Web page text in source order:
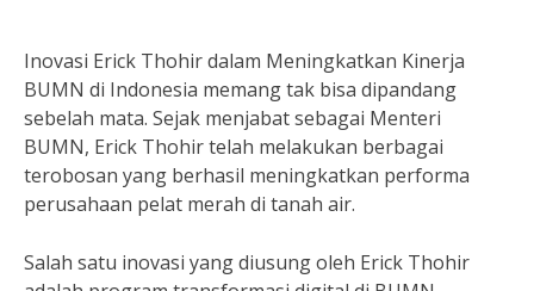
Inovasi Erick Thohir dalam Meningkatkan Kinerja
BUMN di Indonesia memang tak bisa dipandang
sebelah mata. Sejak menjabat sebagai Menteri
BUMN, Erick Thohir telah melakukan berbagai
terobosan yang berhasil meningkatkan performa
perusahaan pelat merah di tanah air.
Salah satu inovasi yang diusung oleh Erick Thohir